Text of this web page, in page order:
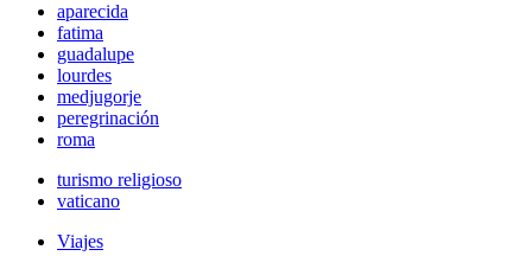
aparecida
fatima
guadalupe
lourdes
medjugorje
peregrinación
roma
turismo religioso
vaticano
Viajes